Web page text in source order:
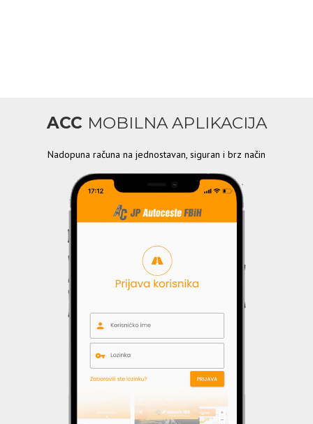
ACC MOBILNA APLIKACIJA
Nadopuna računa na jednostavan, siguran i brz način